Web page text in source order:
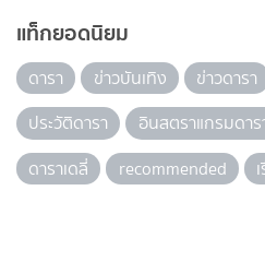
แท็กยอดนิยม
ดารา ข่าวบันเทิง ข่าวดารา
ประวัติดารา
อินสตราแกรมดาร
ดาราเดลี่
recommended